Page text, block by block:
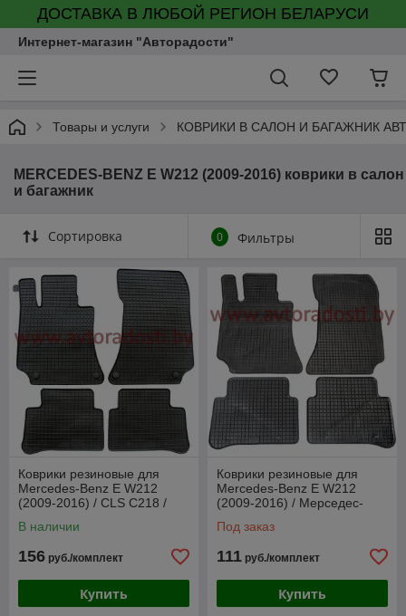
ДОСТАВКА В ЛЮБОЙ РЕГИОН БЕЛАРУСИ
Интернет-магазин "Авторадости"
Товары и услуги КОВРИКИ В САЛОН И БАГАЖНИК
MERCEDES-BENZ E W212 (2009-2016) коврики в салон
и багажник
Сортировка 0 Фильтры
Коврики резиновые для
Mercedes-Benz E W212
(2009-2016) / CLS C218 /
(Petex)
В наличии
156 руб./комплект
Купить
Коврики резиновые для
Mercedes-Benz E W212
(2009-2016) / Мерседес-
Zubří)
Под заказ
111 руб./комплект
Купить